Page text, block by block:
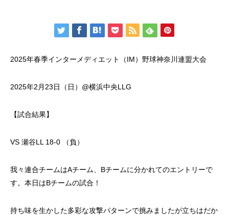
2025年春季インターメディエット（IM）野球神奈川連盟大会
2025年2月23日（日）@横浜中央LLG
【試合結果】
VS 瀬谷LL 18-0 （負）
我々連合チームはAチーム、Bチームに分かれてのエントリーで
す。本日はBチームの試合！
持ち味を生かした多彩な攻撃パターンで挑みましたが立ちはだか